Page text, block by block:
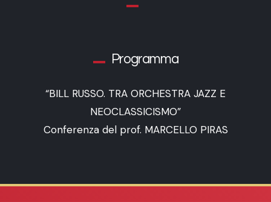
Programma
“BILL RUSSO. TRA ORCHESTRA JAZZ E
NEOCLASSICISMO”
Conferenza del prof. MARCELLO PIRAS